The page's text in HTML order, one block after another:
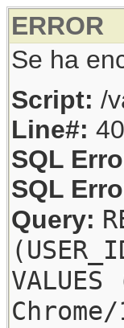
ERROR
Se ha
Script: /
Line#:
SQL
SQL
Query: